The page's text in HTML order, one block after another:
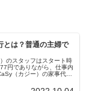
とは？普通の主婦で
のスタッフはスタート時
円でありながら、仕事内
（カジー）の家事代行